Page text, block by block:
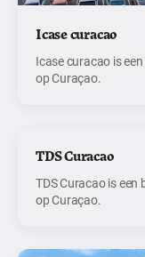
Icase curacao
Icase curacao is
op Curaçao.
TDS Curacao
TDS Curacao is
op Curaçao.